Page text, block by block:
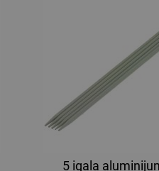
5 igala